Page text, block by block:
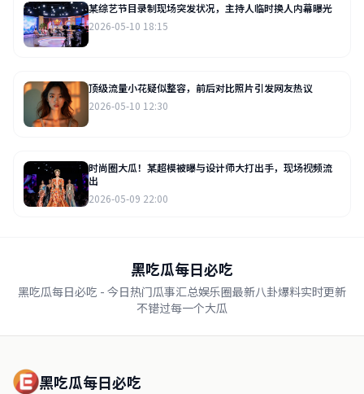
某综艺节目录制现场突发状况，主持人临时换人内幕曝光
2026-05-10 18:15
顶级流量小花疑似整容，前后对比照片引发网友热议
2026-05-10 12:30
时尚圈大瓜！某超模被曝与设计师大打出手，现场视频流
出
2026-05-09 22:00
黑吃瓜每日必吃
黑吃瓜每日必吃 - 今日热门瓜事汇总娱乐圈最新八卦爆料实时更新
不错过每一个大瓜
黑吃瓜每日必吃